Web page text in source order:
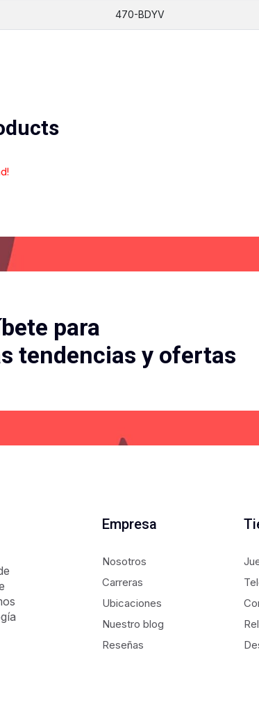
470-BDYV
para
tendencias y ofertas
Empresa
Nosotros
Carreras
Ubicaciones
Nuestro blog
Reseñas